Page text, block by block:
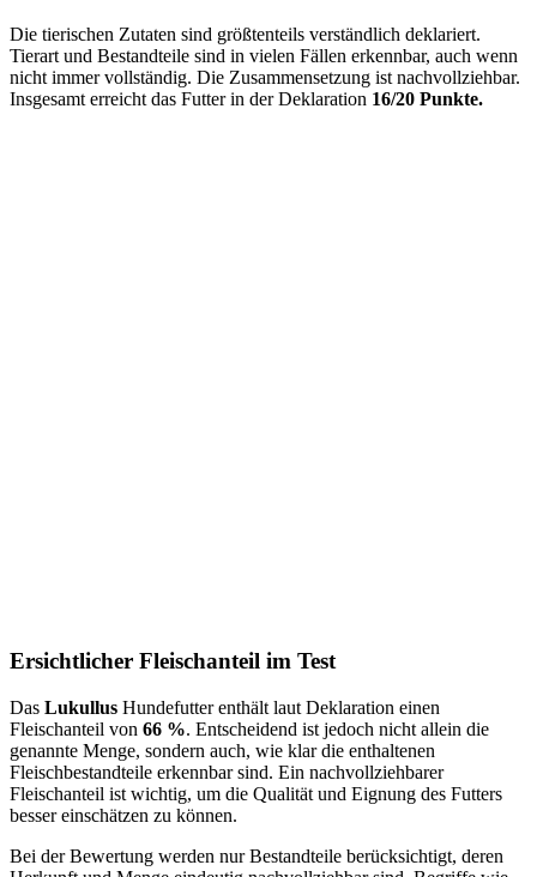
Die tierischen Zutaten sind größtenteils verständlich deklariert.
Tierart und Bestandteile sind in vielen Fällen erkennbar, auch wenn
nicht immer vollständig. Die Zusammensetzung ist nachvollziehbar.
Insgesamt erreicht das Futter in der Deklaration 16/20 Punkte.
Ersichtlicher Fleischanteil im Test
Das Lukullus Hundefutter enthält laut Deklaration einen
Fleischanteil von 66 %. Entscheidend ist jedoch nicht allein die
genannte Menge, sondern auch, wie klar die enthaltenen
Fleischbestandteile erkennbar sind. Ein nachvollziehbarer
Fleischanteil ist wichtig, um die Qualität und Eignung des Futters
besser einschätzen zu können.
Bei der Bewertung werden nur Bestandteile berücksichtigt, deren